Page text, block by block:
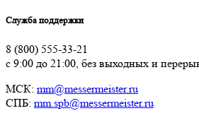
Служба поддержки
8 (800) 555-33-21
с 9:00 до 21:00, без выходных и
МСК: mm@messermeister.ru
СПБ: mm.spb@messermeister.ru